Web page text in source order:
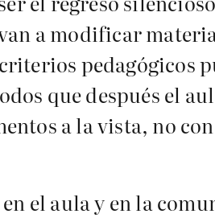
a modificar
pedagógicos
que después el
a la vista, no
el aula y en la